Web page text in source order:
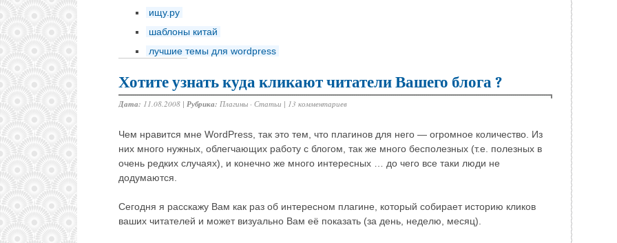
ищу.ру
шаблоны китай
лучшие темы для wordpress
Хотите узнать куда кликают читатели Вашего блога ?
Дата: 11.08.2008 | Рубрика: Плагины · Статьи | 13 комментариев
Чем нравится мне WordPress, так это тем, что плагинов для него — огромное количество. Из
них много нужных, облегчающих работу с блогом, так же много бесполезных (т.е. полезных в
очень редких случаях), и конечно же много интересных … до чего все таки люди не
додумаются.
Сегодня я расскажу Вам как раз об интересном плагине, который собирает историю кликов
ваших читателей и может визуально Вам её показать (за день, неделю, месяц).